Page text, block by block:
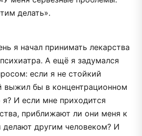
делать».
я начал принимать лекарства
А ещё я задумался
если я не стойкий
выжил бы в концентрационном
я? И если мне приходится
приближают ли они меня к
делают другим человеком? И